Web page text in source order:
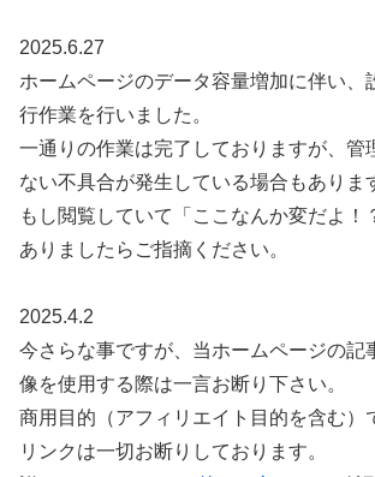
2025.6.27
ホームページのデータ容量増加に伴い、
行作業を行いました。
一通りの作業は完了しておりますが、管
ない不具合が発生している場合もありま
もし閲覧していて「ここなんか変だよ！
ありましたらご指摘ください。
2025.4.2
今さらな事ですが、当ホームページの記
像を使用する際は一言お断り下さい。
商用目的（アフィリエイト目的を含む）
リンクは一切お断りしております。